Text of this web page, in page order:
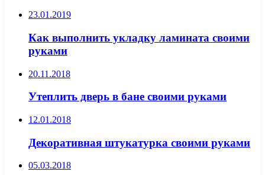
23.01.2019
Как выполнить укладку ламината своими
руками
20.11.2018
Утеплить дверь в бане своими руками
12.01.2018
Декоративная штукатурка своими руками
05.03.2018